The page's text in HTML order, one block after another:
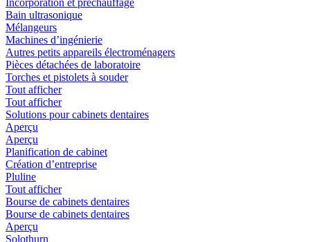
Incorporation et préchauffage
Bain ultrasonique
Mélangeurs
Machines d’ingénierie
Autres petits appareils électroménagers
Pièces détachées de laboratoire
Torches et pistolets à souder
Tout afficher
Tout afficher
Solutions pour cabinets dentaires
Aperçu
Aperçu
Planification de cabinet
Création d’entreprise
Pluline
Tout afficher
Bourse de cabinets dentaires
Bourse de cabinets dentaires
Aperçu
Solothurn